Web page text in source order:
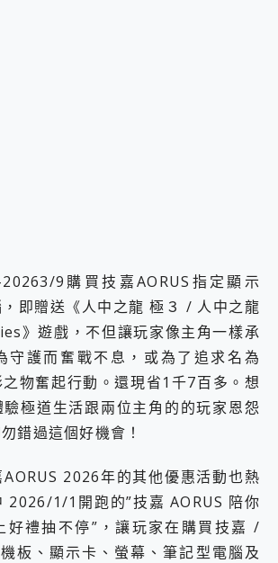
9購買技嘉AORUS指定顯示
即贈送《人中之龍 極３ / 人中之龍
》遊戲，不但讓玩家像主角一樣承
守護而奮戰不息，或為了追求名為
之物奮起行動。還現省1千7百多。想
極道生活跟兩位主角的的玩家恩怨
錯過這個好機會！
2026年的其他優惠活動也熱
2026/1/1開跑的”技嘉 AORUS 陪你
好禮抽不停”，讓玩家在購買技嘉 /
板、顯示卡、螢幕、筆記型電腦及